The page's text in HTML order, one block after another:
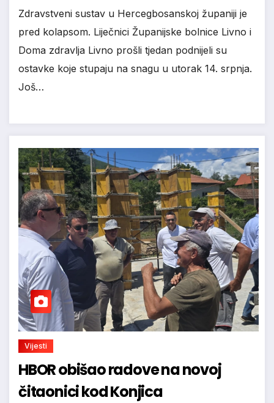
Zdravstveni sustav u Hercegbosanskoj županiji je
pred kolapsom. Liječnici Županijske bolnice Livno i
Doma zdravlja Livno prošli tjedan podnijeli su
ostavke koje stupaju na snagu u utorak 14. srpnja.
Još…
Vijesti
HBOR obišao radove na novoj
čitaonici kod Konjica